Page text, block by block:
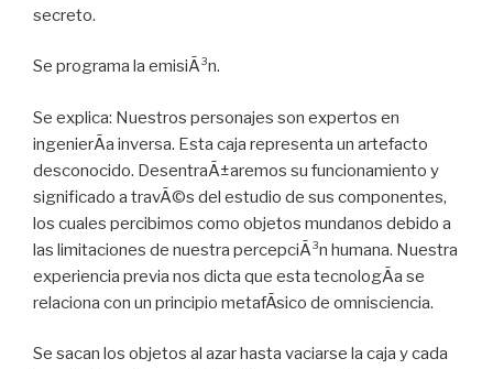
secreto.
Se programa la emisiÃ³n.
Se explica: Nuestros personajes son expertos en
ingenierÃ­a inversa. Esta caja representa un artefacto
desconocido. DesentraÃ±aremos su funcionamiento y
significado a travÃ©s del estudio de sus componentes,
los cuales percibimos como objetos mundanos debido a
las limitaciones de nuestra percepciÃ³n humana. Nuestra
experiencia previa nos dicta que esta tecnologÃ­a se
relaciona con un principio metafÃ­sico de omnisciencia.
Se sacan los objetos al azar hasta vaciarse la caja y cada